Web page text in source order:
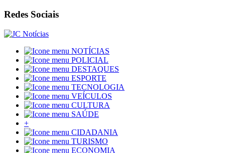
Redes Sociais
NOTÍCIAS
POLICIAL
DESTAQUES
ESPORTE
TECNOLOGIA
VEÍCULOS
CULTURA
SAÚDE
+
CIDADANIA
TURISMO
ECONOMIA